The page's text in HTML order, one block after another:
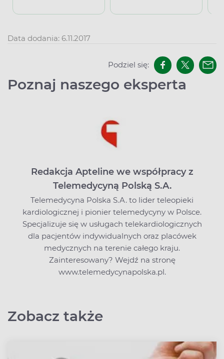
Data dodania: 6.11.2017
Podziel się:
Poznaj naszego eksperta
Redakcja Apteline we współpracy z
Telemedycyną Polską S.A.
Telemedycyna Polska S.A. to lider teleopieki
kardiologicznej i pionier telemedycyny w Polsce.
Specjalizuje się w usługach telekardiologicznych
dla pacjentów indywidualnych oraz placówek
medycznych na terenie całego kraju.
Zainteresowany? Wejdź na stronę
www.telemedycynapolska.pl.
Zobacz także